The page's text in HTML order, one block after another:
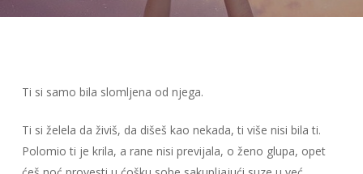
Ti si samo bila slomljena od njega.
Ti si želela da živiš, da dišeš kao nekada, ti više nisi bila ti.
Polomio ti je krila, a rane nisi previjala, o ženo glupa, opet